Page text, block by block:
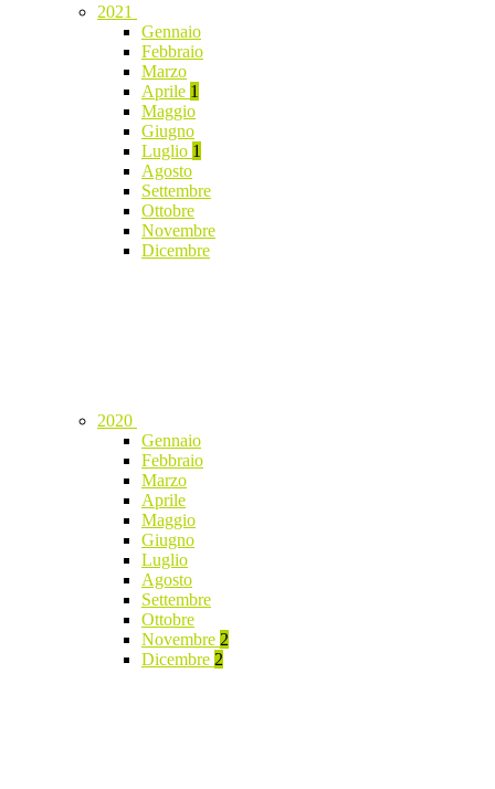
2021
Gennaio
Febbraio
Marzo
Aprile 1
Maggio
Giugno
Luglio 1
Agosto
Settembre
Ottobre
Novembre
Dicembre
2020
Gennaio
Febbraio
Marzo
Aprile
Maggio
Giugno
Luglio
Agosto
Settembre
Ottobre
Novembre 2
Dicembre 2